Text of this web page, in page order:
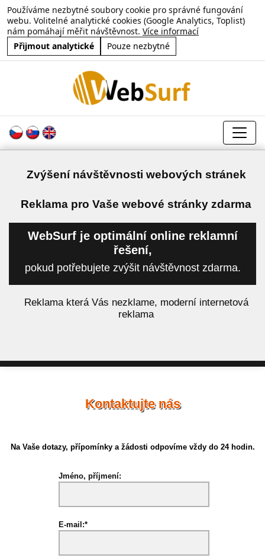
Používáme nezbytné soubory cookie pro správné fungování
webu. Volitelné analytické cookies (Google Analytics, Toplist)
nám pomáhají měřit návštěvnost. Více informací
Přijmout analytické
Pouze nezbytné
Zvýšení návštěvnosti webových stránek
Reklama pro Vaše webové stránky zdarma
WebSurf je optimální online reklamní
řešení,
pokud potřebujete zvýšit návštěvnost zdarma.
Reklama která Vás nezklame, moderní internetová
reklama
Kontaktujte nás
Na Vaše dotazy, přípomínky a žádosti odpovíme vždy do 24 hodin.
Jméno, příjmení:
E-mail:*